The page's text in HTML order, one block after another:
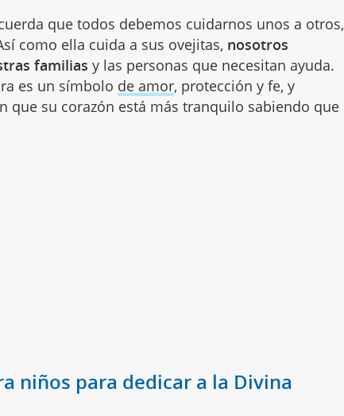
que todos debemos cuidarnos unos a otros,
como ella cuida a sus ovejitas, nosotros
familias y las personas que necesitan ayuda.
es un símbolo de amor, protección y fe, y
que su corazón está más tranquilo sabiendo que
niños para dedicar a la Divina